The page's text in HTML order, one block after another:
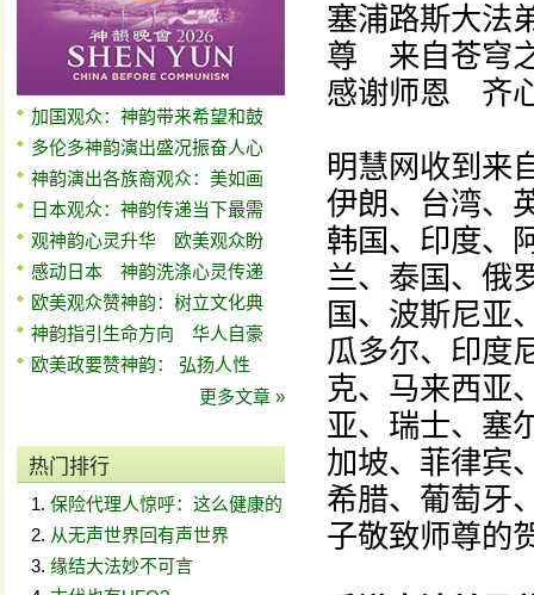
加国观众：神韵带来希望和鼓
多伦多神韵演出盛况振奋人心
神韵演出各族裔观众：美如画
日本观众：神韵传递当下最需
观神韵心灵升华 欧美观众盼
感动日本 神韵洗涤心灵传递
欧美观众赞神韵：树立文化典
神韵指引生命方向 华人自豪
欧美政要赞神韵： 弘扬人性
更多文章 »
热门排行
保险代理人惊呼：这么健康的
从无声世界回有声世界
缘结大法妙不可言
塞浦路斯大法
尊 来自苍穹
感谢师恩 齐
明慧网收到来
伊朗、台湾、
韩国、印度、
兰、泰国、俄
国、波斯尼亚
瓜多尔、印度
克、马来西亚
亚、瑞士、塞
加坡、菲律宾
希腊、葡萄牙
子敬致师尊的